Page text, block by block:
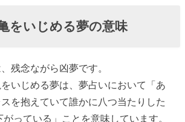
をいじめる夢の意味
残念ながら凶夢です。
いじめる夢は、夢占いにおいて「あ
を抱えていて誰かに八つ当たりした
っている」ことを意味しています。